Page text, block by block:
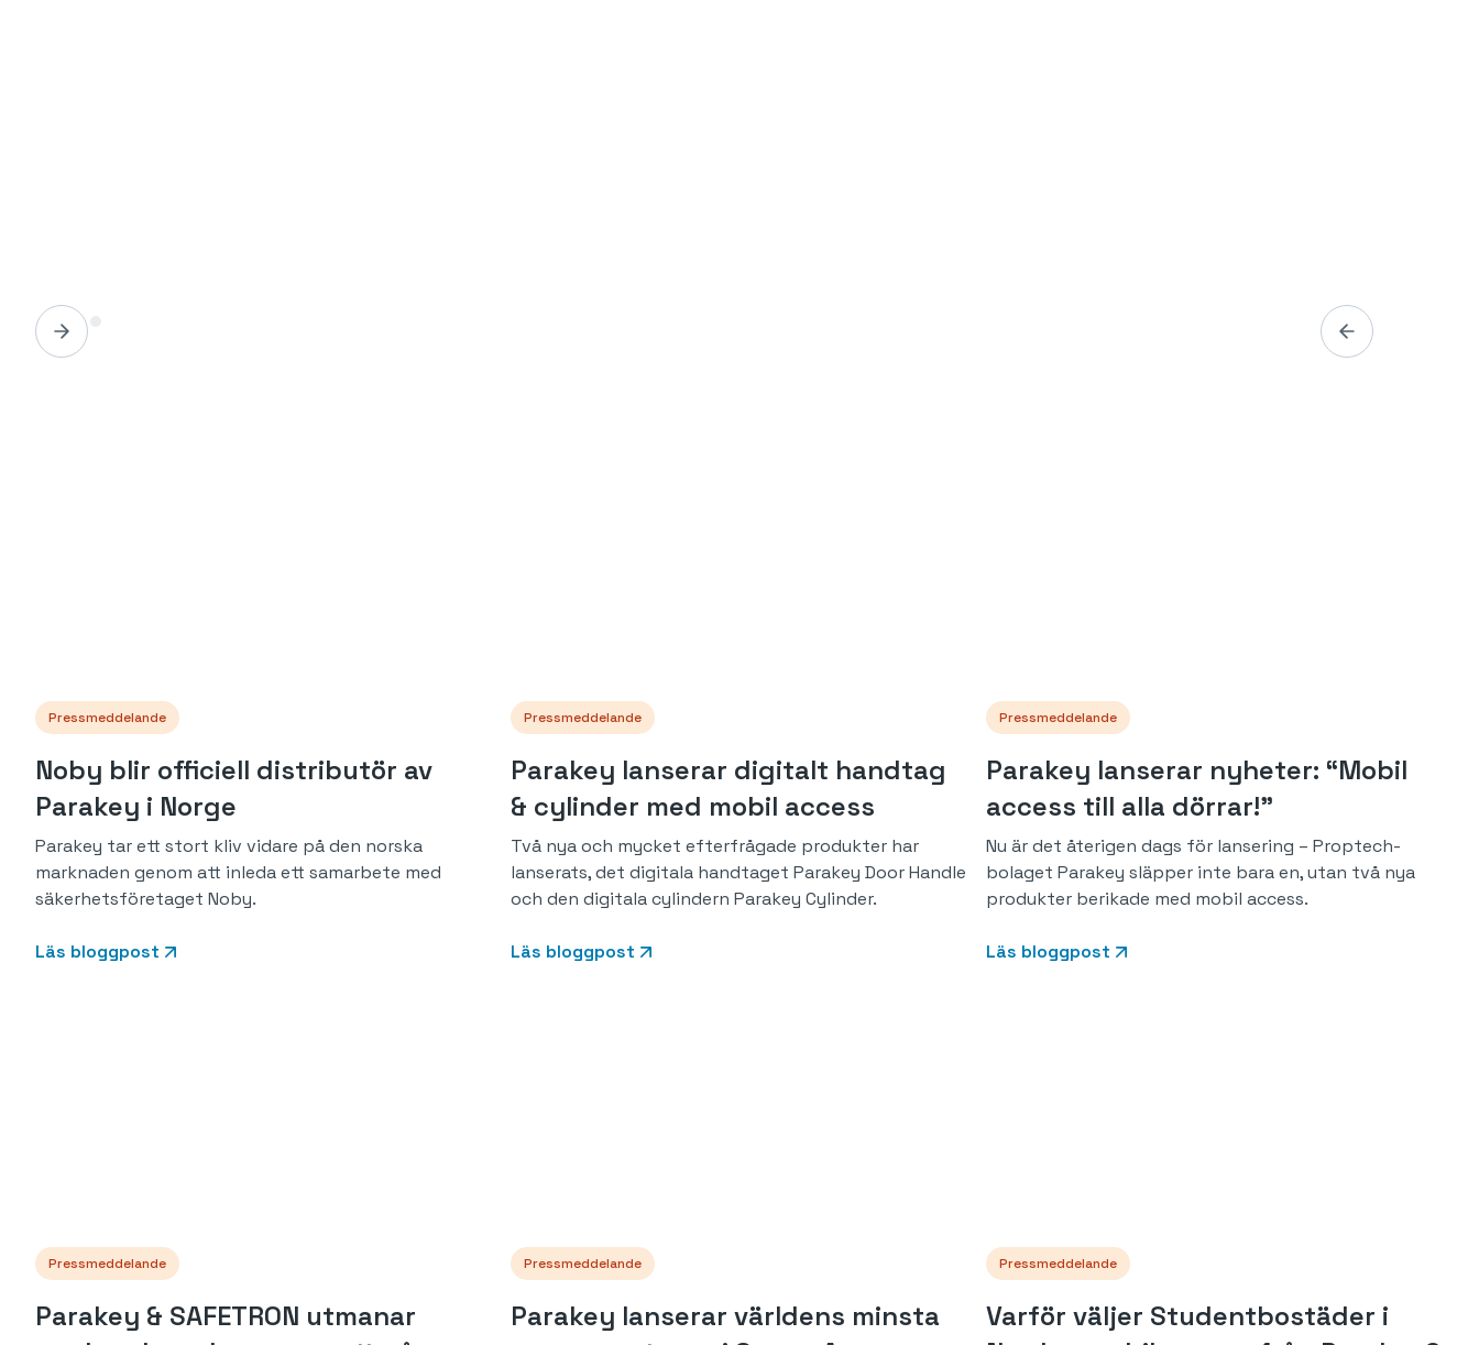
Pressmeddelande
Noby blir officiell distributör av
Parakey i Norge
Parakey tar ett stort kliv vidare på den norska
marknaden genom att inleda ett samarbete med
säkerhetsföretaget Noby.
Läs bloggpost
Pressmeddelande
Parakey lanserar digitalt handtag
& cylinder med mobil access
Två nya och mycket efterfrågade produkter har
lanserats, det digitala handtaget Parakey Door Handle
och den digitala cylindern Parakey Cylinder.
Läs bloggpost
Pressmeddelande
Parakey lanserar nyheter: “Mobil
access till alla dörrar!”
Nu är det återigen dags för lansering – Proptech-
bolaget Parakey släpper inte bara en, utan två nya
produkter berikade med mobil access.
Läs bloggpost
Pressmeddelande
Parakey & SAFETRON utmanar
Pressmeddelande
Parakey lanserar världens minsta
Pressmeddelande
Varför väljer Studentbostäder i